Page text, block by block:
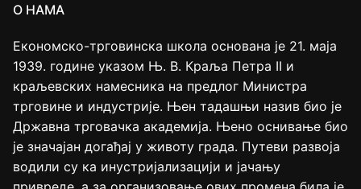
О НАМА
Економско-трговинска школа основана је 21. маја
1939. године указом Њ. В. Краља Петра II и
краљевских намесника на предлог Министра
трговине и индустрије. Њен тадашњи назив био је
Државна трговачка академија. Њено оснивање био
је значајан догађај у животу града. Путеви развоја
водили су ка инустријализацији и јачању